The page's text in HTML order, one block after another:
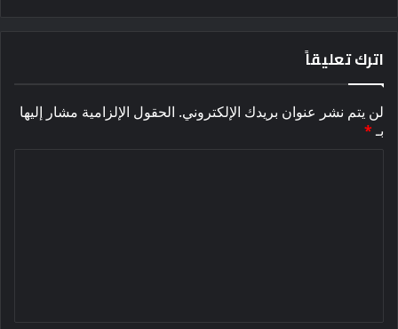
اترك تعليقاً
لن يتم نشر عنوان بريدك الإلكتروني. الحقول الإلزامية مشار إليها
بـ*